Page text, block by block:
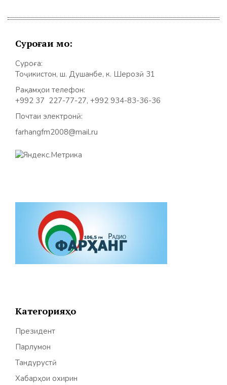
Суроғаи мо:
Суроға:
Тоҷикистон, ш. Душанбе, к. Шерозӣ 31
Рақамҳои телефон:
+992 37 227-77-27, +992 934-83-36-36
Почтаи электронӣ:
farhangfm2008@mail.ru
Категорияҳо
Президент
Парлумон
Тандурустӣ
Хабарҳои охирин